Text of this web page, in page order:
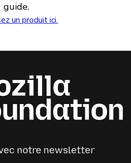
guide.
un produit ici.
notre newsletter